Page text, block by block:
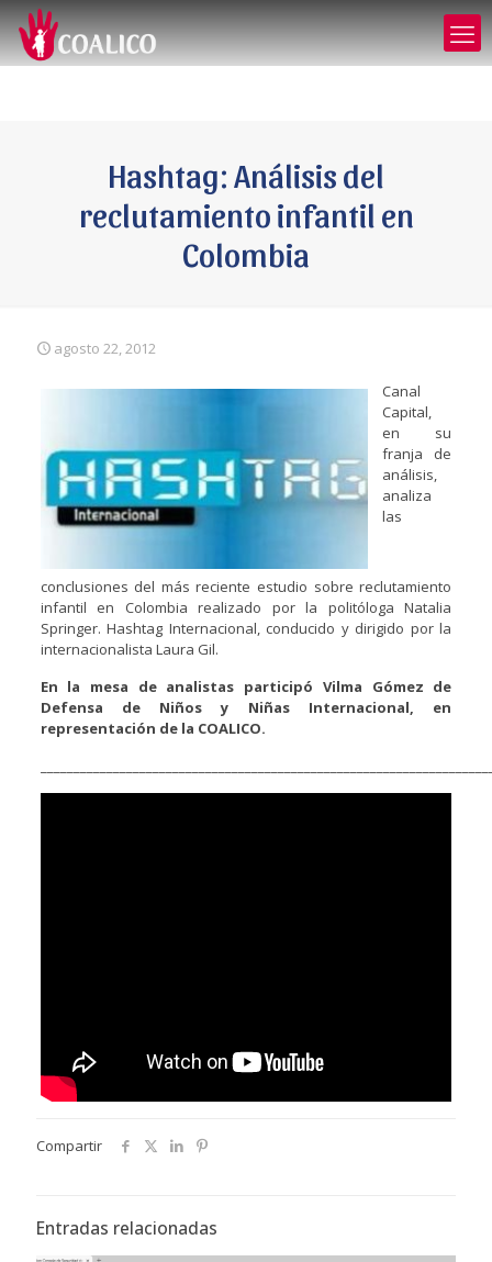
Hashtag: Análisis del
reclutamiento infantil en
Colombia
agosto 22, 2012
Canal
Capital,
en su
franja de
análisis,
analiza
las
conclusiones del más reciente estudio sobre reclutamiento
infantil en Colombia realizado por la politóloga Natalia
Springer. Hashtag Internacional, conducido y dirigido por la
internacionalista Laura Gil.
En la mesa de analistas participó Vilma Gómez de
Defensa de Niños y Niñas Internacional, en
representación de la COALICO.
Compartir
Entradas relacionadas